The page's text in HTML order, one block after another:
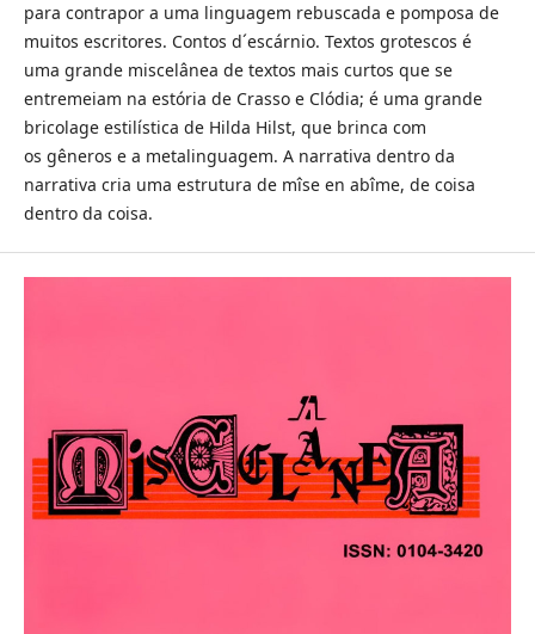
para contrapor a uma linguagem rebuscada e pomposa de
muitos escritores. Contos d´escárnio. Textos grotescos é
uma grande miscelânea de textos mais curtos que se
entremeiam na estória de Crasso e Clódia; é uma grande
bricolage estilística de Hilda Hilst, que brinca com
os gêneros e a metalinguagem. A narrativa dentro da
narrativa cria uma estrutura de mîse en abîme, de coisa
dentro da coisa.